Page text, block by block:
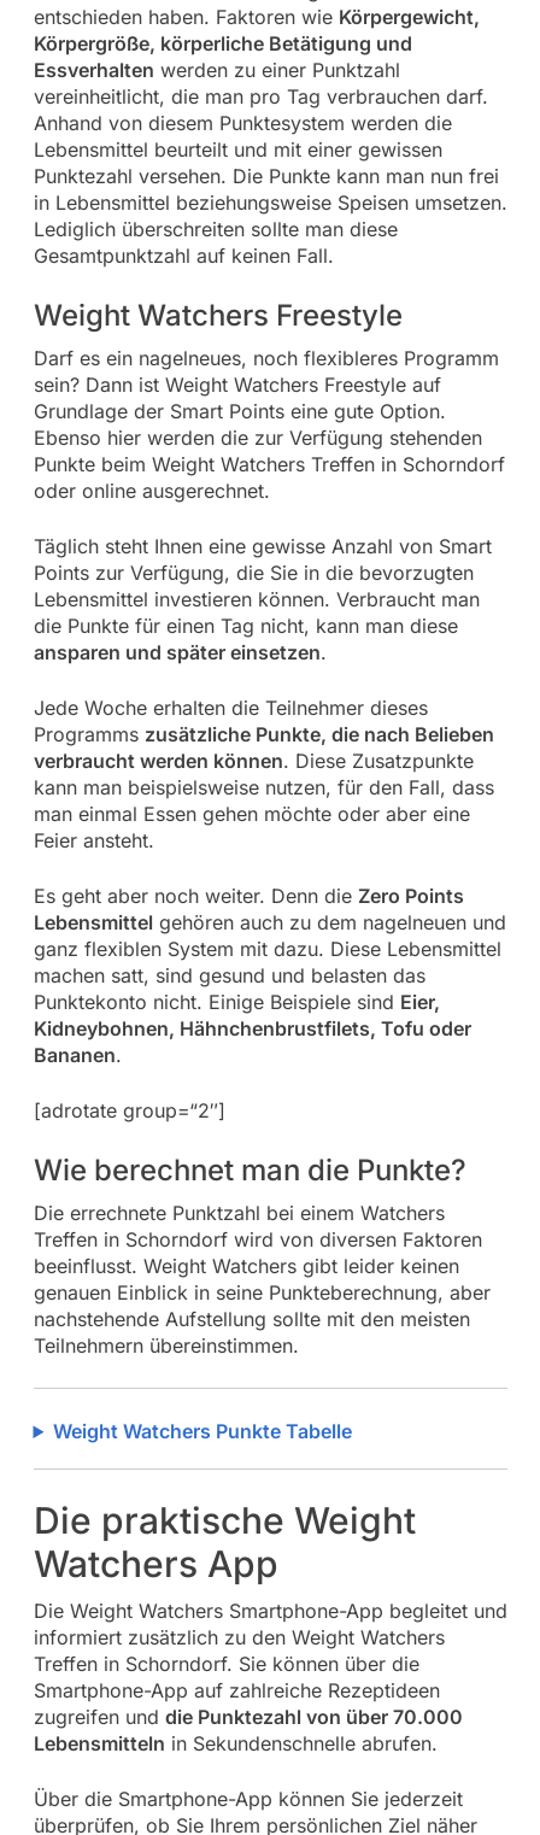
entschieden haben. Faktoren wie Körpergewicht,
Körpergröße, körperliche Betätigung und
Essverhalten werden zu einer Punktzahl
vereinheitlicht, die man pro Tag verbrauchen darf.
Anhand von diesem Punktesystem werden die
Lebensmittel beurteilt und mit einer gewissen
Punktezahl versehen. Die Punkte kann man nun frei
in Lebensmittel beziehungsweise Speisen umsetzen.
Lediglich überschreiten sollte man diese
Gesamtpunktzahl auf keinen Fall.
Weight Watchers Freestyle
Darf es ein nagelneues, noch flexibleres Programm
sein? Dann ist Weight Watchers Freestyle auf
Grundlage der Smart Points eine gute Option.
Ebenso hier werden die zur Verfügung stehenden
Punkte beim Weight Watchers Treffen in Schorndorf
oder online ausgerechnet.
Täglich steht Ihnen eine gewisse Anzahl von Smart
Points zur Verfügung, die Sie in die bevorzugten
Lebensmittel investieren können. Verbraucht man
die Punkte für einen Tag nicht, kann man diese
ansparen und später einsetzen.
Jede Woche erhalten die Teilnehmer dieses
Programms zusätzliche Punkte, die nach Belieben
verbraucht werden können. Diese Zusatzpunkte
kann man beispielsweise nutzen, für den Fall, dass
man einmal Essen gehen möchte oder aber eine
Feier ansteht.
Es geht aber noch weiter. Denn die Zero Points
Lebensmittel gehören auch zu dem nagelneuen und
ganz flexiblen System mit dazu. Diese Lebensmittel
machen satt, sind gesund und belasten das
Punktekonto nicht. Einige Beispiele sind Eier,
Kidneybohnen, Hähnchenbrustfilets, Tofu oder
Bananen.
[adrotate group=“2″]
Wie berechnet man die Punkte?
Die errechnete Punktzahl bei einem Watchers
Treffen in Schorndorf wird von diversen Faktoren
beeinflusst. Weight Watchers gibt leider keinen
genauen Einblick in seine Punkteberechnung, aber
nachstehende Aufstellung sollte mit den meisten
Teilnehmern übereinstimmen.
Weight Watchers Punkte Tabelle
Die praktische Weight
Watchers App
Die Weight Watchers Smartphone-App begleitet und
informiert zusätzlich zu den Weight Watchers
Treffen in Schorndorf. Sie können über die
Smartphone-App auf zahlreiche Rezeptideen
zugreifen und die Punktezahl von über 70.000
Lebensmitteln in Sekundenschnelle abrufen.
Über die Smartphone-App können Sie jederzeit
überprüfen, ob Sie Ihrem persönlichen Ziel näher